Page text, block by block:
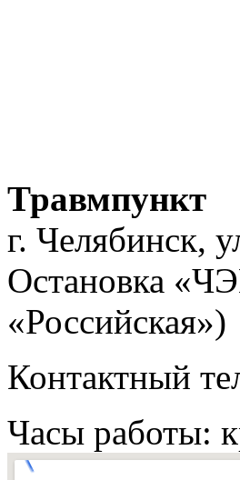
Травмпункт
г. Челябинск,
Остановка
«Российская»)
Контактный
Часы работы: